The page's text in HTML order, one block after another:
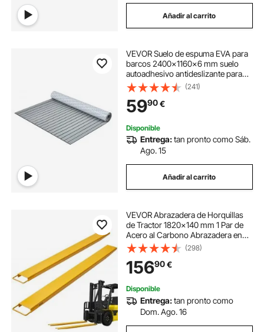
Añadir al carrito
VEVOR Suelo de espuma EVA para
barcos 2400x1160x6 mm suelo
autoadhesivo antideslizante para
terrazas 27840 centímetros
cuadrados alfombrilla marina para
barcos, yates, pontones, cubiertas
de kayak
(241)
5990€
Disponible
Entrega:tan pronto como Sáb.
Ago. 15
Añadir al carrito
VEVOR Abrazadera de Horquillas
de Tractor 1820x140 mm 1 Par de
Acero al Carbono Abrazadera en
Horquillas de Paletas Carga de 1815
T para Mover y Transportar Cargas
Pesadas y Voluminosas, Amarillo
(298)
15690€
Disponible
Entrega:tan pronto como
Dom. Ago. 16